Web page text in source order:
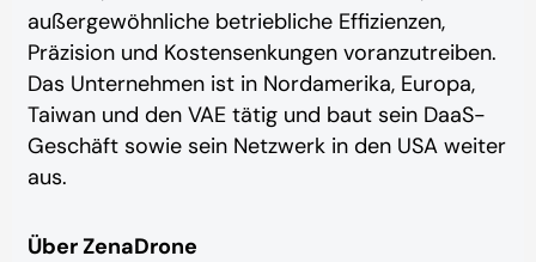
außergewöhnliche betriebliche Effizienzen,
Präzision und Kostensenkungen voranzutreiben.
Das Unternehmen ist in Nordamerika, Europa,
Taiwan und den VAE tätig und baut sein DaaS-
Geschäft sowie sein Netzwerk in den USA weiter
aus.
Über ZenaDrone